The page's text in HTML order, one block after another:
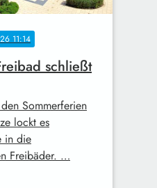
11:14
schließt
Sommerferien
lockt es
in die
Freibäder. …